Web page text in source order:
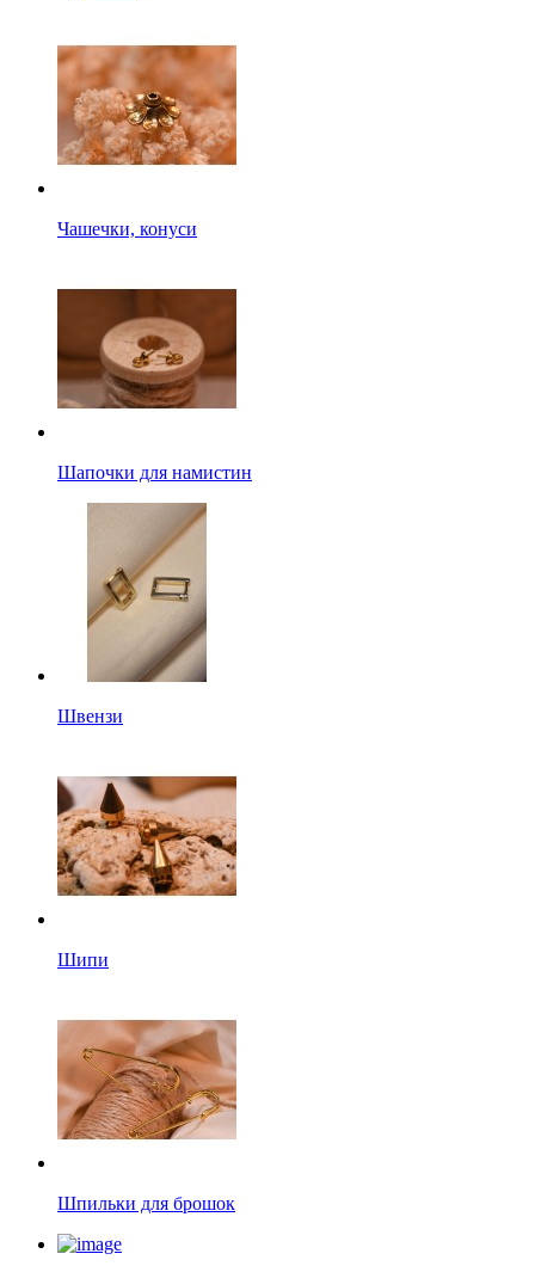
Чашечки, конуси
Шапочки для намистин
Швензи
Шипи
Шпильки для брошок